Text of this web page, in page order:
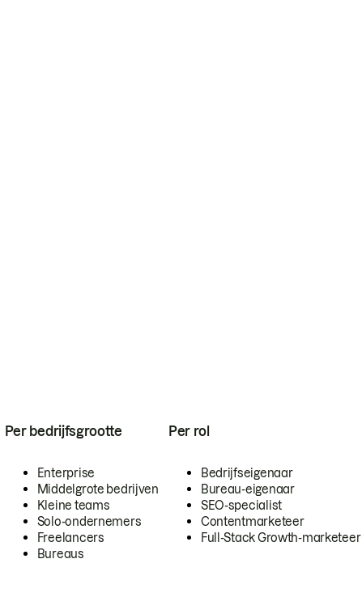
Per bedrijfsgrootte
Enterprise
Middelgrote bedrijven
Kleine teams
Solo-ondernemers
Freelancers
Bureaus
Per rol
Bedrijfseigenaar
Bureau-eigenaar
SEO-specialist
Contentmarketeer
Full-Stack Growth-marketeer